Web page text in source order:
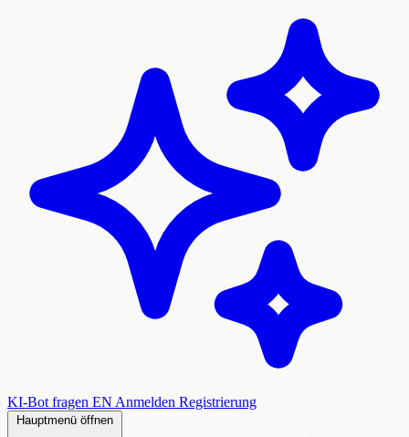
KI-Bot fragen EN Anmelden Registrierung
Hauptmenü öffnen